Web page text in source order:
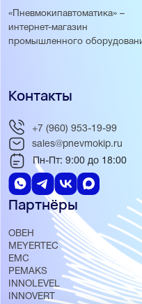
«Пневмокипавтоматика» –
интернет-магазин
промышленного
Партнёры
ОВЕН
MEYERTEC
EMC
PEMAKS
INNOLEVEL
INNOVERT
Контакты
+7 (960) 953-19-99
sales@pnevmokip.ru
Пн-Пт: 9:00 до 18:00